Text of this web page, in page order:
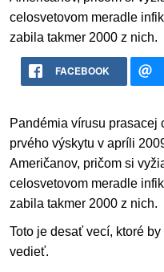
celosvetovom meradle
zabila takmer 2000 z nich.
FACEBOOK
Pandémia vírusu prasacej
prvého výskytu v apríli
Američanov, pričom si
celosvetovom meradle
zabila takmer 2000 z nich.
Toto je desať vecí, ktoré
vedieť.